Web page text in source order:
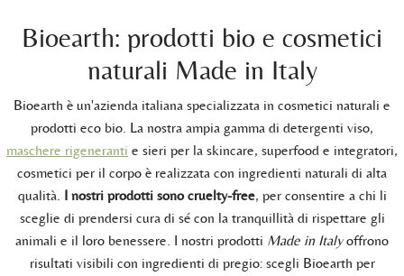
Bioearth: prodotti bio e cosmetici
naturali Made in Italy
Bioearth è un'azienda italiana specializzata in cosmetici naturali e
prodotti eco bio. La nostra ampia gamma di detergenti viso,
maschere rigeneranti e sieri per la skincare, superfood e integratori,
cosmetici per il corpo è realizzata con ingredienti naturali di alta
qualità. I nostri prodotti sono cruelty-free, per consentire a chi li
sceglie di prendersi cura di sé con la tranquillità di rispettare gli
animali e il loro benessere. I nostri prodotti Made in Italyoffrono
risultati visibili con ingredienti di pregio: scegli Bioearth per